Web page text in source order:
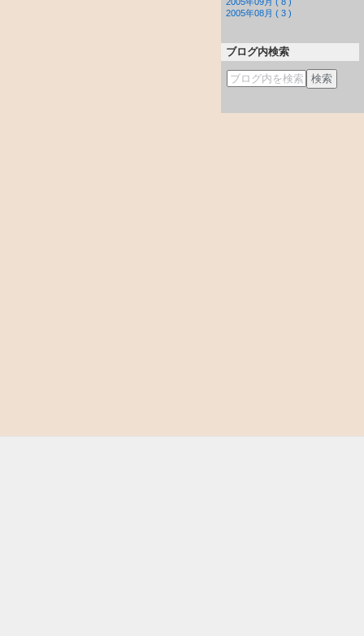
2005年08月 ( 3 )
ブログ内検索